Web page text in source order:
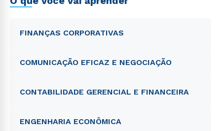
FINANÇAS CORPORATIVAS
COMUNICAÇÃO EFICAZ E NEGOCIAÇÃO
CONTABILIDADE GERENCIAL E FINANCEIRA
ENGENHARIA ECONÔMICA